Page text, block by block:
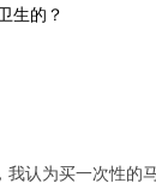
生的？
我认为买一次性的